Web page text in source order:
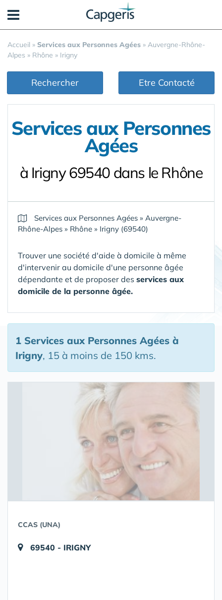
Accueil » Services aux Personnes Agées » Auvergne-Rhône-
Alpes » Rhône » Irigny
Rechercher Etre Contacté
Services aux Personnes
Agées
à Irigny 69540 dans le Rhône
Services aux Personnes Agées » Auvergne-
Rhône-Alpes » Rhône » Irigny (69540)
Trouver une société d'aide à domicile à même
d'intervenir au domicile d'une personne âgée
dépendante et de proposer des services aux
domicile de la personne âgée.
1 Services aux Personnes Agées à
Irigny, 15 à moins de 150 kms.
CCAS (UNA)
69540 - IRIGNY